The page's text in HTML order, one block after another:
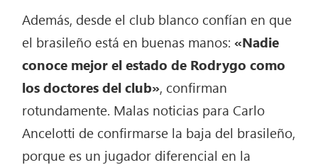
Además, desde el club blanco confían en que
el brasileño está en buenas manos:«Nadie
conoce mejor el estado de Rodrygo como
los doctores del club», confirman
rotundamente. Malas noticias para Carlo
Ancelotti de confirmarse la baja del brasileño,
porque es un jugador diferencial en la